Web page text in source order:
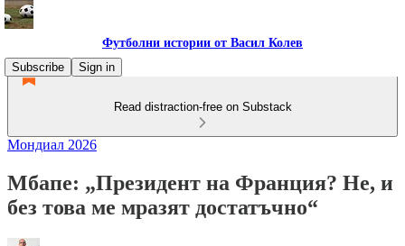
Футболни истории от Васил Колев
Subscribe
Sign in
Read distraction-free on Substack
Мондиал 2026
Мбапе: „Президент на Франция? Не, и
без това ме мразят достатъчно“